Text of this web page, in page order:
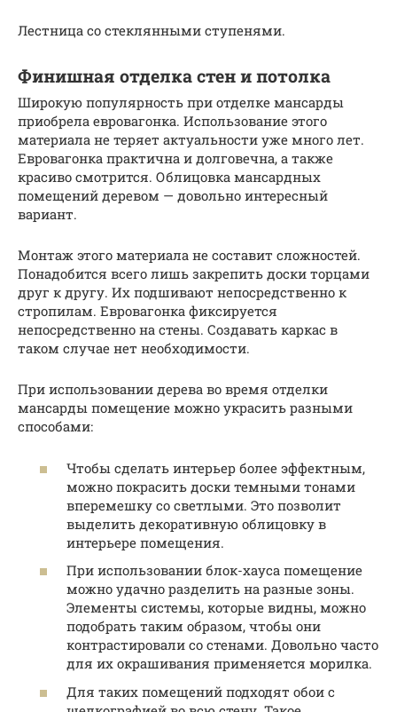
Лестница со стеклянными ступенями.
Финишная отделка стен и потолка
Широкую популярность при отделке мансарды
приобрела евровагонка. Использование этого
материала не теряет актуальности уже много лет.
Евровагонка практична и долговечна, а также
красиво смотрится. Облицовка мансардных
помещений деревом — довольно интересный
вариант.
Монтаж этого материала не составит сложностей.
Понадобится всего лишь закрепить доски торцами
друг к другу. Их подшивают непосредственно к
стропилам. Евровагонка фиксируется
непосредственно на стены. Создавать каркас в
таком случае нет необходимости.
При использовании дерева во время отделки
мансарды помещение можно украсить разными
способами:
Чтобы сделать интерьер более эффектным,
можно покрасить доски темными тонами
вперемешку со светлыми. Это позволит
выделить декоративную облицовку в
интерьере помещения.
При использовании блок-хауса помещение
можно удачно разделить на разные зоны.
Элементы системы, которые видны, можно
подобрать таким образом, чтобы они
контрастировали со стенами. Довольно часто
для их окрашивания применяется морилка.
Для таких помещений подходят обои с